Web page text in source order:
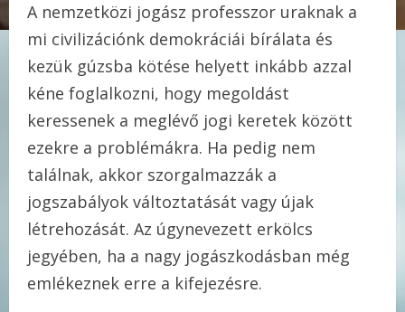
A nemzetközi jogász professzor uraknak a
mi civilizációnk demokráciái bírálata és
kezük gúzsba kötése helyett inkább azzal
kéne foglalkozni, hogy megoldást
keressenek a meglévő jogi keretek között
ezekre a problémákra. Ha pedig nem
találnak, akkor szorgalmazzák a
jogszabályok változtatását vagy újak
létrehozását. Az úgynevezett erkölcs
jegyében, ha a nagy jogászkodásban még
emlékeznek erre a kifejezésre.